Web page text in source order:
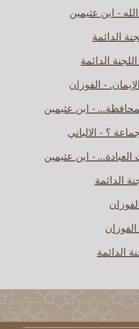
- ابن عثيمين
الدائمة
الدائمة
- الفوزان
- ابن عثيمين
؟ - الالباني
- ابن عثيمين
الدائمة
الدائمة